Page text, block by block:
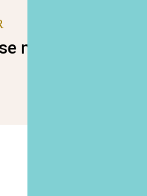
na naš newsletter